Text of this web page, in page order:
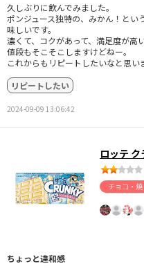
久しぶりに飲んでみました。
ポンジュース独特の、みかん！とい
味しいです。
濃くて、コクがあって、満足度が高い
値段もそこそこしますけどねー。
これからもリピートしたいなと思い
リピートしたい
2024-09-09 13:06:42
ロッテ
チョコ・
ちょっと違和感